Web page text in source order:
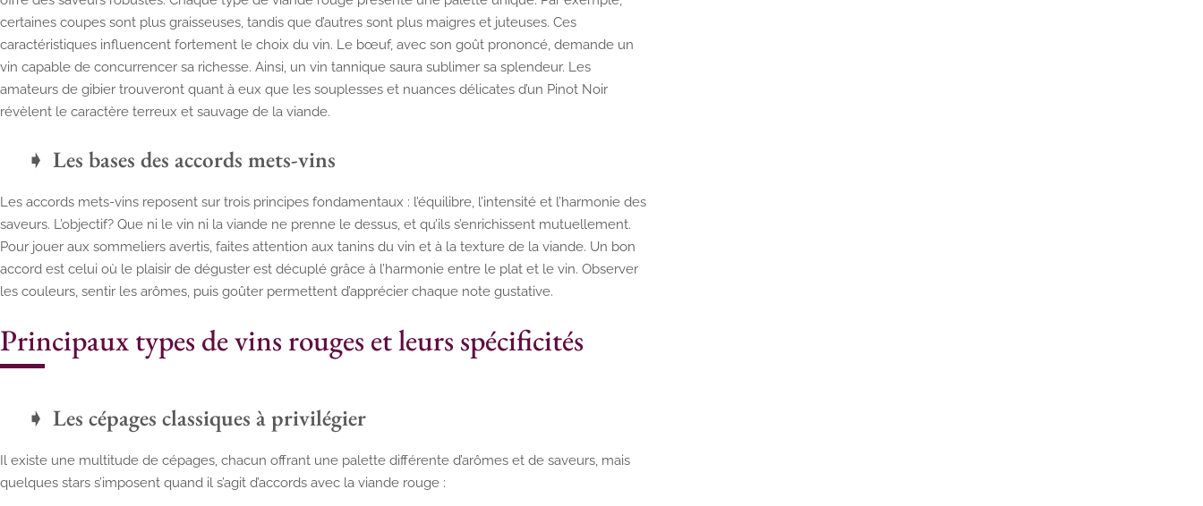
certaines coupes sont plus graisseuses, tandis que d’autres sont plus maigres et juteuses. Ces
caractéristiques influencent fortement le choix du vin. Le bœuf, avec son goût prononcé, demande un
vin capable de concurrencer sa richesse. Ainsi, un vin tannique saura sublimer sa splendeur. Les
amateurs de gibier trouveront quant à eux que les souplesses et nuances délicates d’un Pinot Noir
révèlent le caractère terreux et sauvage de la viande.
Les bases des accords mets-vins
Les accords mets-vins reposent sur trois principes fondamentaux : l’équilibre, l’intensité et l’harmonie des
saveurs. L’objectif? Que ni le vin ni la viande ne prenne le dessus, et qu’ils s’enrichissent mutuellement.
Pour jouer aux sommeliers avertis, faites attention aux tanins du vin et à la texture de la viande. Un bon
accord est celui où le plaisir de déguster est décuplé grâce à l’harmonie entre le plat et le vin. Observer
les couleurs, sentir les arômes, puis goûter permettent d’apprécier chaque note gustative.
Principaux types de vins rouges et leurs spécificités
Les cépages classiques à privilégier
Il existe une multitude de cépages, chacun offrant une palette différente d’arômes et de saveurs, mais
quelques stars s’imposent quand il s’agit d’accords avec la viande rouge :